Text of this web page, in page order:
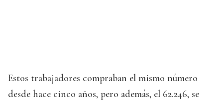
Estos trabajadores compraban el mismo número
desde hace cinco años, pero además, el 62.246, se